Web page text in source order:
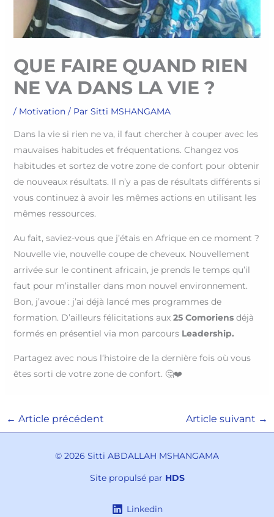
QUE FAIRE QUAND RIEN
NE VA DANS LA VIE ?
/ Motivation/ Par Sitti MSHANGAMA
Dans la vie si rien ne va, il faut chercher à couper avec les
mauvaises habitudes et fréquentations. Changez vos
habitudes et sortez de votre zone de confort pour obtenir
de nouveaux résultats. Il n’y a pas de résultats différents si
vous continuez à avoir les mêmes actions en utilisant les
mêmes ressources.
Au fait, saviez-vous que j’étais en Afrique en ce moment ?
Nouvelle vie, nouvelle coupe de cheveux. Nouvellement
arrivée sur le continent africain, je prends le temps qu’il
faut pour m’installer dans mon nouvel environnement.
Bon, j’avoue : j’ai déjà lancé mes programmes de
formation. D’ailleurs félicitations aux 25 Comoriensdéjà
formés en présentiel via mon parcours Leadership.
Partagez avec nous l’histoire de la dernière fois où vous
êtes sorti de votre zone de confort. 🤔❤️
← Article précédent Article suivant →
© 2026 Sitti ABDALLAH MSHANGAMA
Site propulsé par HDS
Linkedin